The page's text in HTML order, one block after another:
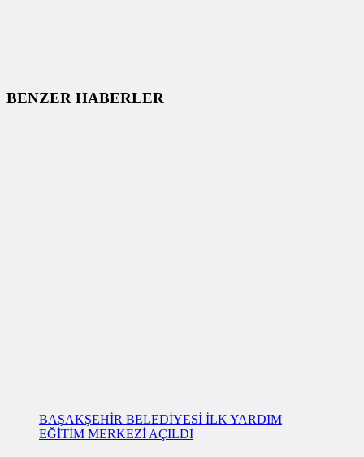
BENZER HABERLER
BAŞAKŞEHİR BELEDİYESİ İLK YARDIM
EĞİTİM MERKEZİ AÇILDI